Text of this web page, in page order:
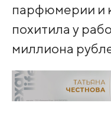
парфюмерии и
похитила у
миллиона